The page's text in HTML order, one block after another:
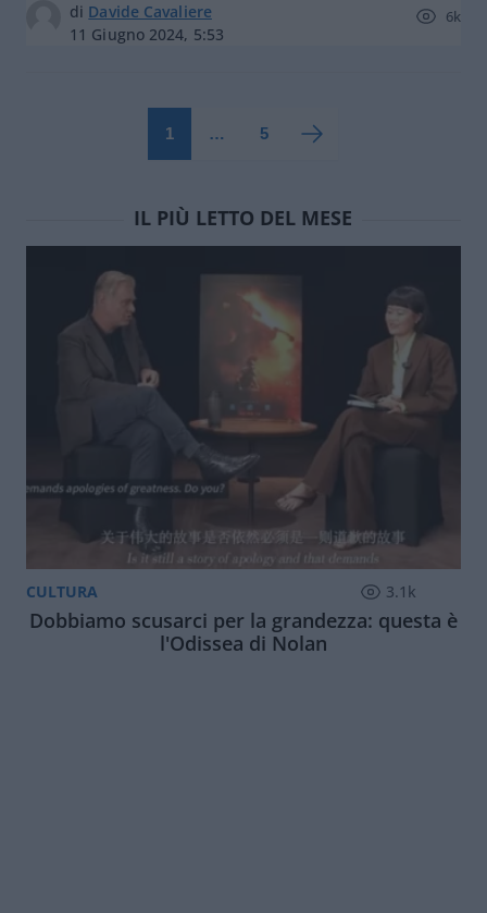
di Davide Cavaliere
11 Giugno 2024, 5:53
6k
1 … 5
IL PIÙ LETTO DEL MESE
CULTURA 3.1k
Dobbiamo scusarci per la grandezza: questa è
l'Odissea di Nolan